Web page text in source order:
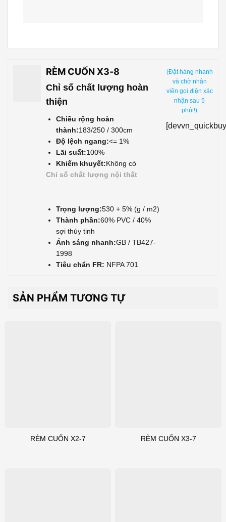
RÈM CUỐN X3-8
Chỉ số chất lượng hoàn
thiện
Chiều rộng hoàn
thành:183/250 / 300cm
Độ lệch ngang:<= 1%
Lãi suất:100%
Khiếm khuyết:Không có
Chỉ số chất lượng nội thất
Trọng lượng:530 + 5% (g / m2)
Thành phần:60% PVC / 40%
sợi thủy tinh
Ánh sáng nhanh:GB / TB427-
1998
Tiêu chẩn FR: NFPA 701
(Đặt hàng nhanh
và chờ nhân
viên gọi điện xác
nhận sau 5
phút!)
SẢN PHẨM TƯƠNG TỰ
RÈM CUỐN X2-7 RÈM CUỐN X3-7